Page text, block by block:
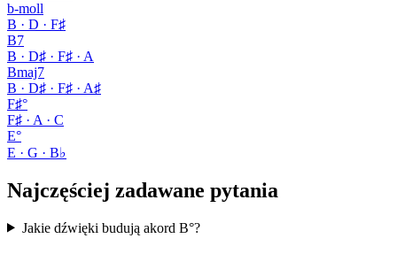
b-moll
B · D · F♯
B7
B · D♯ · F♯ · A
Bmaj7
B · D♯ · F♯ · A♯
F♯°
F♯ · A · C
E°
E · G · B♭
Najczęściej zadawane pytania
Jakie dźwięki budują akord B°?